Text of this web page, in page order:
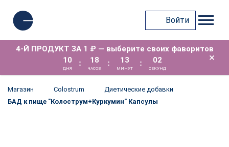
Войти
4-Й ПРОДУКТ ЗА 1 ₽ — выберите своих фаворитов
10
ДНЯ
: 18
ЧАСОВ
: 13
МИНУТ
: 01
СЕКУНД
×
Магазин Colostrum
Диетические добавки
БАД к пище "Колострум+Куркумин" Капсулы